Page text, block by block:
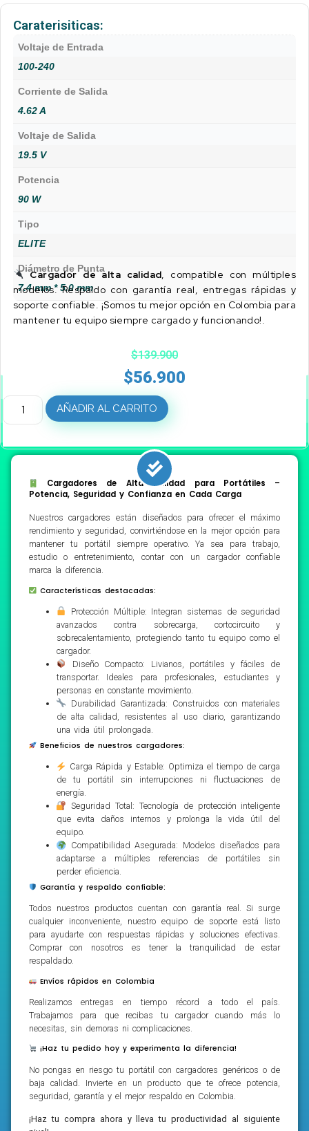
Caraterisiticas:
Voltaje de Entrada
100-240
Corriente de Salida
4.62 A
Voltaje de Salida
19.5 V
Potencia
90 W
Tipo
ELITE
Diámetro de Punta
7.4 mm * 5.0 mm
Cargador de alta calidad, compatible con múltiples
modelos. Respaldo con garantía real, entregas rápidas y
soporte confiable. ¡Somos tu mejor opción en Colombia para
mantener tu equipo siempre cargado y funcionando!.
$139.900
$56.900
AÑADIR AL CARRITO
Cargadores de Alta Calidad para Portátiles –
Potencia, Seguridad y Confianza en Cada Carga
Nuestros cargadores están diseñados para ofrecer el máximo
rendimiento y seguridad, convirtiéndose en la mejor opción para
mantener tu portátil siempre operativo. Ya sea para trabajo,
estudio o entretenimiento, contar con un cargador confiable
marca la diferencia.
Características destacadas:
Protección Múltiple: Integran sistemas de seguridad
avanzados contra sobrecarga, cortocircuito y
sobrecalentamiento, protegiendo tanto tu equipo como el
cargador.
Diseño Compacto: Livianos, portátiles y fáciles de
transportar. Ideales para profesionales, estudiantes y
personas en constante movimiento.
Durabilidad Garantizada: Construidos con materiales
de alta calidad, resistentes al uso diario, garantizando
una vida útil prolongada.
Beneficios de nuestros cargadores:
Carga Rápida y Estable: Optimiza el tiempo de carga
de tu portátil sin interrupciones ni fluctuaciones de
energía.
Seguridad Total: Tecnología de protección inteligente
que evita daños internos y prolonga la vida útil del
equipo.
Compatibilidad Asegurada: Modelos diseñados para
adaptarse a múltiples referencias de portátiles sin
perder eficiencia.
Garantía y respaldo confiable:
Todos nuestros productos cuentan con garantía real. Si surge
cualquier inconveniente, nuestro equipo de soporte está listo
para ayudarte con respuestas rápidas y soluciones efectivas.
Comprar con nosotros es tener la tranquilidad de estar
respaldado.
Envíos rápidos en Colombia
Realizamos entregas en tiempo récord a todo el país.
Trabajamos para que recibas tu cargador cuando más lo
necesitas, sin demoras ni complicaciones.
¡Haz tu pedido hoy y experimenta la diferencia!
No pongas en riesgo tu portátil con cargadores genéricos o de
baja calidad. Invierte en un producto que te ofrece potencia,
seguridad, garantía y el mejor respaldo en Colombia.
¡Haz tu compra ahora y lleva tu productividad al siguiente